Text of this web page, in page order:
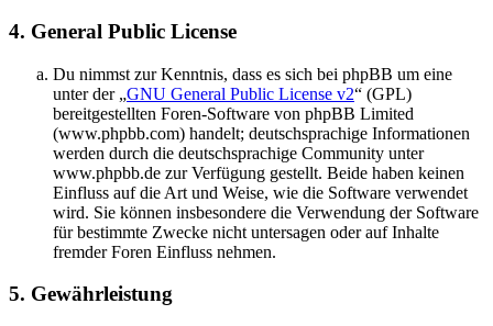
4. General Public License
Du nimmst zur Kenntnis, dass es sich bei phpBB um eine
unter der „GNU General Public License v2“ (GPL)
bereitgestellten Foren-Software von phpBB Limited
(www.phpbb.com) handelt; deutschsprachige Informationen
werden durch die deutschsprachige Community unter
www.phpbb.de zur Verfügung gestellt. Beide haben keinen
Einfluss auf die Art und Weise, wie die Software verwendet
wird. Sie können insbesondere die Verwendung der Software
für bestimmte Zwecke nicht untersagen oder auf Inhalte
fremder Foren Einfluss nehmen.
5. Gewährleistung